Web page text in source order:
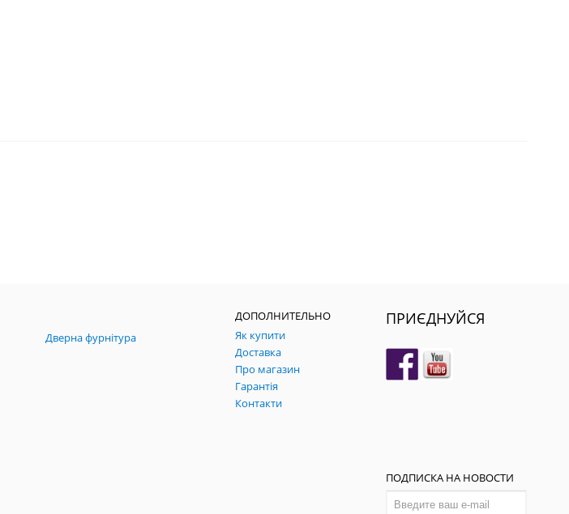
Дверна фурнітура
ДОПОЛНИТЕЛЬНО
Як купити
Доставка
Про магазин
Гарантія
Контакти
ПРИЄДНУЙСЯ
ПОДПИСКА НА НОВОСТИ